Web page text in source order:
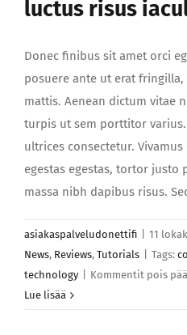
luctus risus
Donec finibus sit amet orci
posuere ante ut erat
mattis. Aenean dictum vitae
turpis ut sem porttitor
ultrices consectetur.
egestas egestas, tortor justo
massa nibh dapibus risus.
asiakaspalveludonettifi 11
News, Reviews, Tutorials Tags:
technology
Kommentit pois
Lue lisää